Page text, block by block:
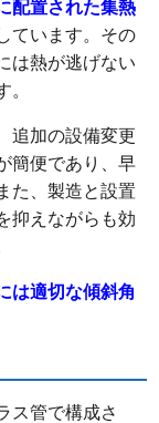
配置された集熱
ています。その
は熱が逃げない
。
追加の設備変更
簡便であり、早
た、製造と設置
抑えながらも効
は適切な傾斜角
ス管で構成さ